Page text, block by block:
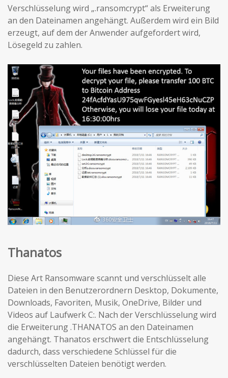
Verschlüsselung wird „.ransomcrypt“ als Erweiterung
an den Dateinamen angehängt. Außerdem wird ein Bild
erzeugt, auf dem der Anwender aufgefordert wird,
Lösegeld zu zahlen.
Thanatos
Diese Art Ransomware scannt und verschlüsselt alle
Dateien in den Benutzerordnern Desktop, Dokumente,
Downloads, Favoriten, Musik, OneDrive, Bilder und
Videos auf Laufwerk C:. Nach der Verschlüsselung wird
die Erweiterung .THANATOS an den Dateinamen
angehängt. Thanatos erschwert die Entschlüsselung
dadurch, dass verschiedene Schlüssel für die
verschlüsselten Dateien benötigt werden.